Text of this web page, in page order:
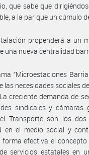
que sabe que
a la par que un cúmulo
propenderá a un
una nueva centralidad
“Microestaciones
las necesidades sociales
creciente demanda de
sindicales y cámaras
Transporte son los
en el medio social y
efectiva el concepto
servicios estatales en